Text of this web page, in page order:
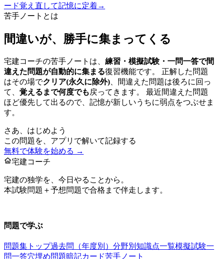
ード覚え直して記憶に定着→
苦手ノートとは
間違いが、勝手に集まってくる
宅建コーチの苦手ノートは、 練習・模擬試験・一問一答で間
違えた問題が自動的に集まる復習機能です。 正解した問題
はその場でクリア(永久に除外) 、間違えた問題は後ろに回っ
て、 覚えるまで何度でも 戻ってきます。 最近間違えた問題
ほど優先して出るので、記憶が新しいうちに弱点をつぶせま
す。
さあ、はじめよう
この問題を、アプリで解いて記録する
無料で体験を始める →
宅建コーチ
宅建の独学を、今日やることから。
本試験問題＋予想問題で合格まで伴走します。
問題で学ぶ
問題集トップ過去問（年度別） 分野別 知識点一覧模擬試験一
問一答穴埋め問題暗記カード苦手ノート